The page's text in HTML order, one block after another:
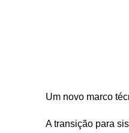
Um novo marco
A transição para